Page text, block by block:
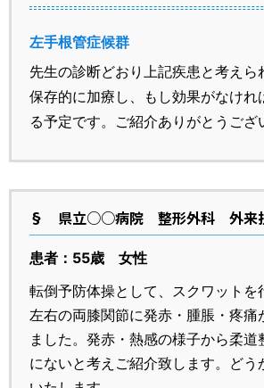
左手根管症候群
先生の診断どおり上記疾患と考えら
保存的に加療し、もし効果がなけれ
る予定です。ご紹介ありがとうござ
§ 県立○○病院 整形外科 外来
患者：55歳 女性
転倒予防体操として、スクワットを
左右の両膝関節に発赤・腫脹・疼痛
ました。発赤・熱感の様子から柔道
にないと考えご紹介致します。どう